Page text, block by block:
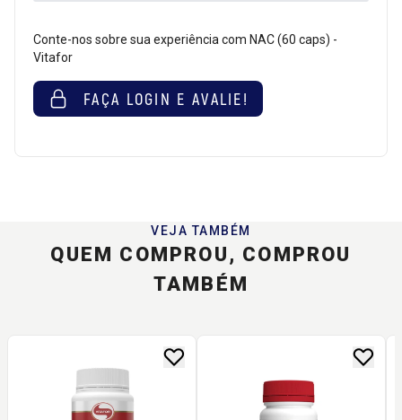
Conte-nos sobre sua experiência com NAC (60 caps) -
Vitafor
FAÇA LOGIN E AVALIE!
VEJA TAMBÉM
QUEM COMPROU, COMPROU
TAMBÉM